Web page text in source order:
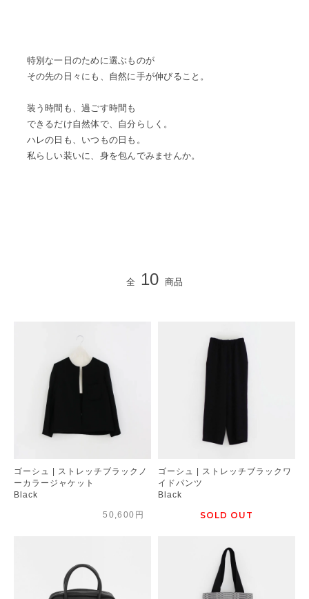
特別な一日のために選ぶものが
その先の日々にも、自然に手が伸びること。
装う時間も、過ごす時間も
できるだけ自然体で、自分らしく。
ハレの日も、いつもの日も。
私らしい装いに、身を包んでみませんか。
全 10 商品
ゴーシュ | ストレッチブラックノ
ーカラージャケット
Black
50,600円
ゴーシュ | ストレッチブラックワ
イドパンツ
Black
SOLD OUT